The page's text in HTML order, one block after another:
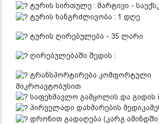
ტურის სირთულე : მარტივი -
ტურის ხანგრძლივობა : 1 დღე
ტურის ღირებულება - 35 ლარი
ღირებულებაში შედის :
ტრანსპორტირება კომფორტული
მიკროავტობუსით
საფეხმავლო გამყოლის და გიდის
პირველადი დახმარების
დრონით გადაღება (კარგ